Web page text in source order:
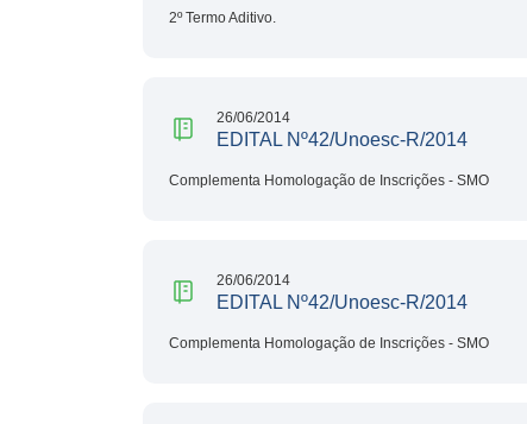
2º Termo Aditivo.
26/06/2014
EDITAL Nº42/Unoesc-R/2014
Complementa Homologação de Inscrições - SMO
26/06/2014
EDITAL Nº42/Unoesc-R/2014
Complementa Homologação de Inscrições - SMO